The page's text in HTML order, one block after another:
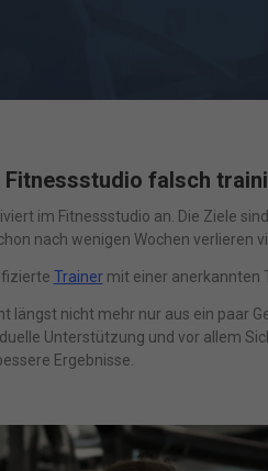
Fitnessstudio falsch
im Fitnessstudio an. Die Ziele
nach wenigen Wochen verlieren
Trainermit einer anerkannten
längst nicht mehr nur aus ein paar
Unterstützung und vor allem
Ergebnisse.